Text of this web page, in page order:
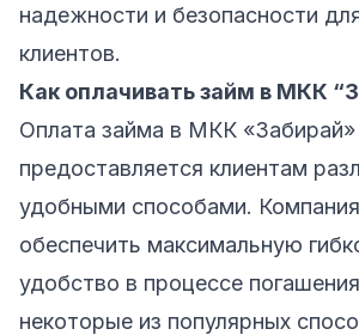
надежности и безопасности
клиентов.
Как оплачивать займ в МКК
Оплата займа в МКК «Забирай»
предоставляется клиентам
удобными способами.
обеспечить максимальную
удобство в процессе
некоторые из популярных